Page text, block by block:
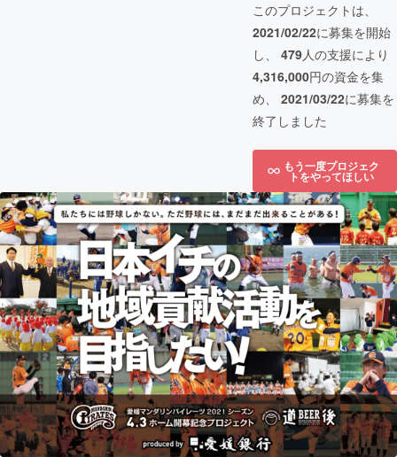
このプロジェクトは、
2021/02/22に募集を開始
し、 479人の支援により
4,316,000円の資金を集
め、 2021/03/22に募集を
終了しました
もう一度プロジェク
トをやってほしい